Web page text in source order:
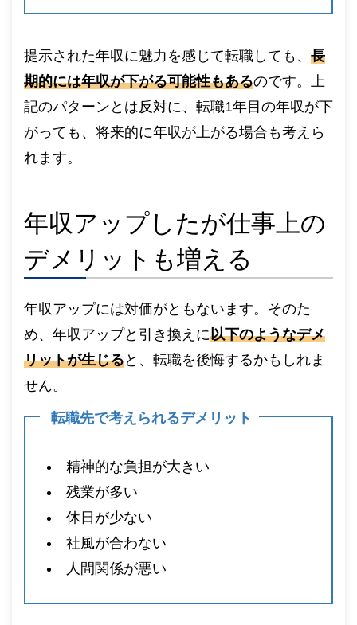
提示された年収に魅力を感じて転職しても、 長
期的には年収が下がる可能性もあるのです。上
記のパターンとは反対に、転職1年目の年収が下
がっても、将来的に年収が上がる場合も考えら
れます。
年収アップしたが仕事上の
デメリットも増える
年収アップには対価がともないます。そのた
め、年収アップと引き換えに以下のようなデメ
リットが生じると、転職を後悔するかもしれま
せん。
転職先で考えられるデメリット
精神的な負担が大きい
残業が多い
休日が少ない
社風が合わない
人間関係が悪い